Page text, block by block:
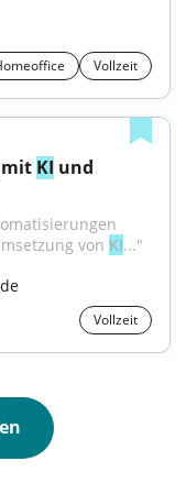
Vollzeit
KI und
von KI..."
Vollzeit